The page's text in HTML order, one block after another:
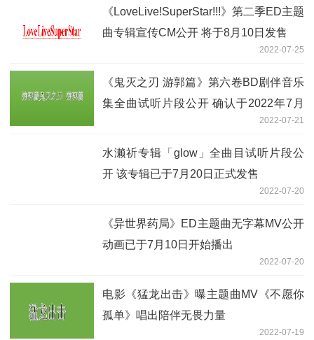
《LoveLive!SuperStar!!!》第二季ED主题
曲专辑宣传CM公开 将于8月10日发售
2022-07-25
《鬼灭之刃 游郭篇》第六卷BD剧伴音乐
集全曲试听片段公开 确认于2022年7月
2022-07-21
水濑祈专辑「glow」全曲目试听片段公
开 该专辑已于7月20日正式发售
2022-07-20
《异世界药局》ED主题曲无字幕MV公开
动画已于7月10日开始播出
2022-07-20
电影《猛龙出击》曝主题曲MV《不愿你
孤单》唱出陪伴无畏力量
2022-07-19